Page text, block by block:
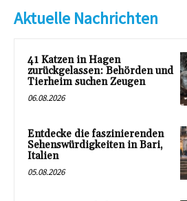
Aktuelle Nachrichten
41 Katzen in Hagen
zurückgelassen: Behörden und
Tierheim suchen Zeugen
06.08.2026
Entdecke die faszinierenden
Sehenswürdigkeiten in Bari,
Italien
05.08.2026